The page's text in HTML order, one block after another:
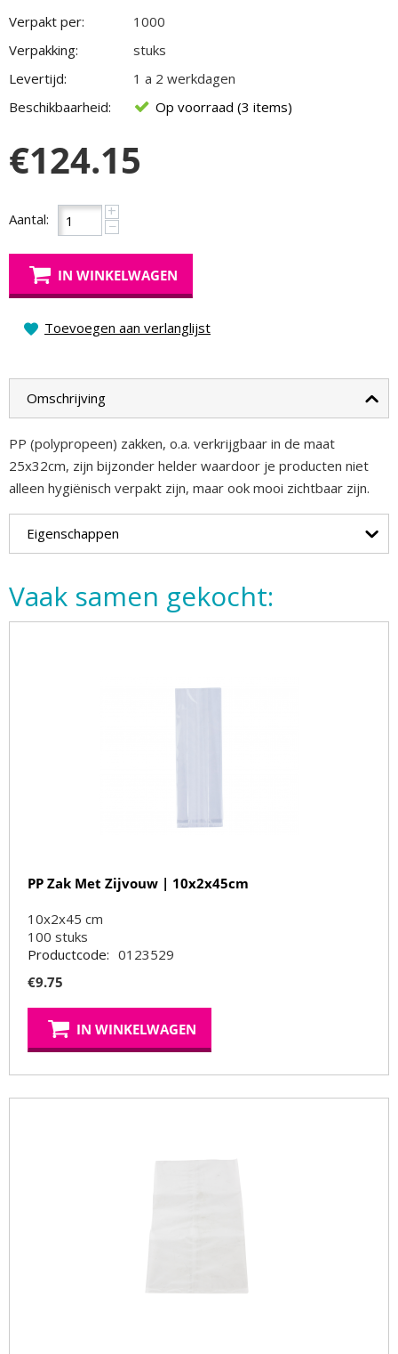
Verpakt per:
1000
Verpakking:
stuks
Levertijd:
1 a 2 werkdagen
Beschikbaarheid:
Op voorraad (3 items)
€124.15
Aantal: +
−
IN WINKELWAGEN
Toevoegen aan verlanglijst
Omschrijving
PP (polypropeen) zakken, o.a. verkrijgbaar in de maat
25x32cm, zijn bijzonder helder waardoor je producten niet
alleen hygiënisch verpakt zijn, maar ook mooi zichtbaar zijn.
Eigenschappen
Vaak samen gekocht:
PP Zak Met Zijvouw | 10x2x45cm
10x2x45 cm
100 stuks
Productcode: 0123529
€9.75
IN WINKELWAGEN